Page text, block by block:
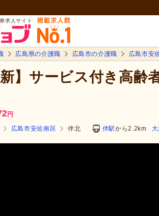
求人サイト
広島県の介護職 広島市の介護職 広島市安
新】サービス付き高齢
円
広島市安佐南区 伴北 伴駅から2.2km